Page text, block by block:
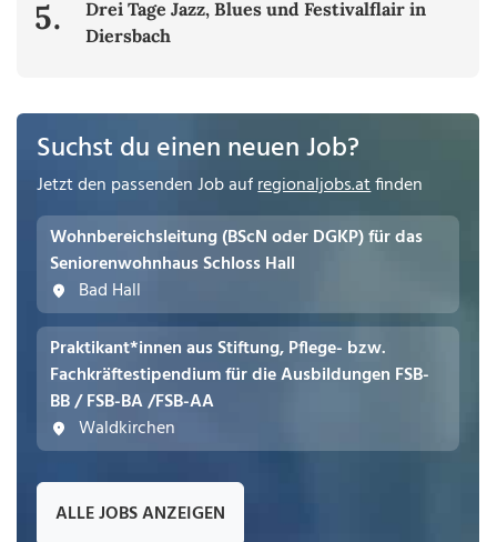
5.
Drei Tage Jazz, Blues und Festivalflair in
Diersbach
Suchst du einen neuen Job?
Jetzt den passenden Job aufregionaljobs.atfinden
Wohnbereichsleitung (BScN oder DGKP) für das
Seniorenwohnhaus Schloss Hall
Bad Hall
Praktikant*innen aus Stiftung, Pflege- bzw.
Fachkräftestipendium für die Ausbildungen FSB-
BB / FSB-BA /FSB-AA
Waldkirchen
ALLE JOBS ANZEIGEN